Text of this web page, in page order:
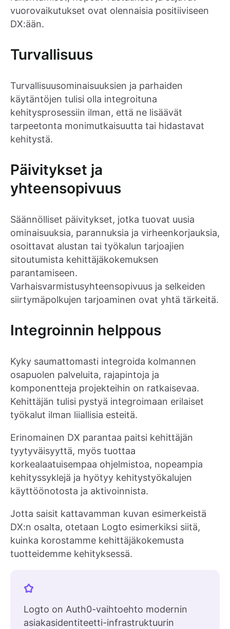
vuorovaikutukset ovat olennaisia positiiviseen
DX:ään.
Turvallisuus
Turvallisuusominaisuuksien ja parhaiden
käytäntöjen tulisi olla integroituna
kehitysprosessiin ilman, että ne lisäävät
tarpeetonta monimutkaisuutta tai hidastavat
kehitystä.
Päivitykset ja
yhteensopivuus
Säännölliset päivitykset, jotka tuovat uusia
ominaisuuksia, parannuksia ja virheenkorjauksia,
osoittavat alustan tai työkalun tarjoajien
sitoutumista kehittäjäkokemuksen
parantamiseen.
Varhaisvarmistusyhteensopivuus ja selkeiden
siirtymäpolkujen tarjoaminen ovat yhtä tärkeitä.
Integroinnin helppous
Kyky saumattomasti integroida kolmannen
osapuolen palveluita, rajapintoja ja
komponentteja projekteihin on ratkaisevaa.
Kehittäjän tulisi pystyä integroimaan erilaiset
työkalut ilman liiallisia esteitä.
Erinomainen DX parantaa paitsi kehittäjän
tyytyväisyyttä, myös tuottaa
korkealaatuisempaa ohjelmistoa, nopeampia
kehityssyklejä ja hyötyy kehitystyökalujen
käyttöönotosta ja aktivoinnista.
Jotta saisit kattavamman kuvan esimerkeistä
DX:n osalta, otetaan Logto esimerkiksi siitä,
kuinka korostamme kehittäjäkokemusta
tuotteidemme kehityksessä.
Logto on Auth0-vaihtoehto modernin
asiakasidentiteetti-infrastruktuurin